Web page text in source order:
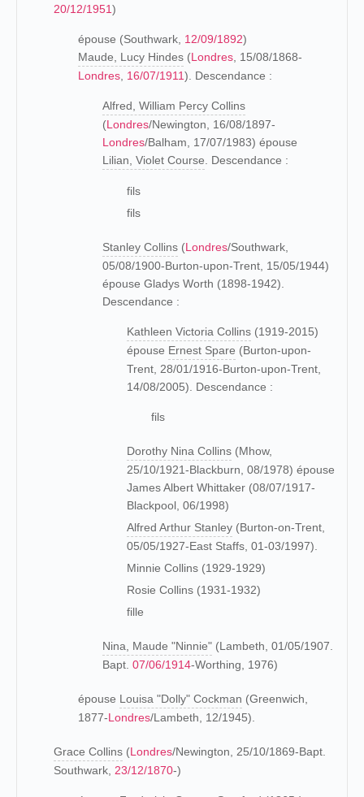
20/12/1951)
épouse (Southwark, 12/09/1892)
Maude, Lucy Hindes (Londres , 15/08/1868-
Londres 16/07/1911). Descendance :
Alfred, William Percy Collins
(Londres/Newington, 16/08/1897-
Londres/Balham, 17/07/1983) épouse
Lilian, Violet Course . Descendance :
fils
fils
Stanley Collins (Londres/Southwark,
05/08/1900-Burton-upon-Trent, 15/05/1944)
épouse Gladys Worth (1898-1942).
Descendance :
Kathleen Victoria Collins (1919-2015)
épouse Ernest Spare (Burton-upon-
Trent, 28/01/1916-Burton-upon-Trent,
14/08/2005). Descendance :
fils
Dorothy Nina Collins (Mhow,
25/10/1921-Blackburn, 08/1978) épouse
James Albert Whittaker (08/07/1917-
Blackpool, 06/1998)
Alfred Arthur Stanley (Burton-on-Trent,
05/05/1927-East Staffs, 01-03/1997).
Minnie Collins (1929-1929)
Rosie Collins (1931-1932)
fille
Nina, Maude "Ninnie" (Lambeth, 01/05/1907.
Bapt. 07/06/1914-Worthing, 1976)
épouse Louisa "Dolly" Cockman (Greenwich,
1877-Londres/Lambeth, 12/1945).
Grace Collins (Londres/Newington, 25/10/1869-Bapt.
Southwark, 23/12/1870-)